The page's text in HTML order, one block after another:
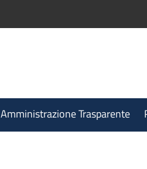
Amministrazione Trasparente